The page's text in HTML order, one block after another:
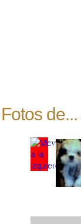
Fotos de...